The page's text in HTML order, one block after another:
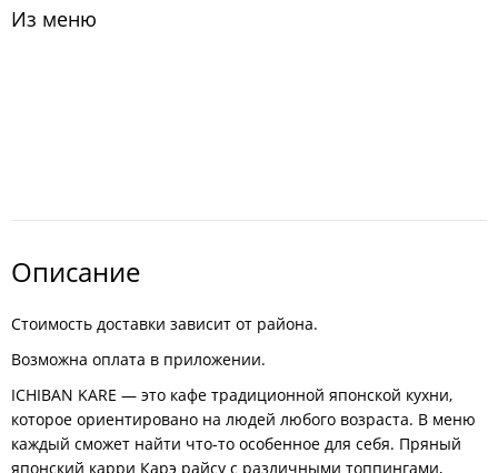
Из меню
Описание
Стоимость доставки зависит от района.
Возможна оплата в приложении.
ICHIBAN KARE — это кафе традиционной японской кухни,
которое ориентировано на людей любого возраста. В меню
каждый сможет найти что-то особенное для себя. Пряный
японский карри Карэ райсу с различными топпингами,